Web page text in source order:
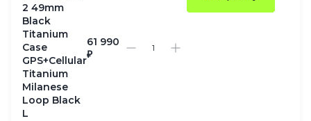
2 49mm
Black
Titanium
Case
GPS+Cellular
Titanium
Milanese
Loop Black
L
61 990
₽